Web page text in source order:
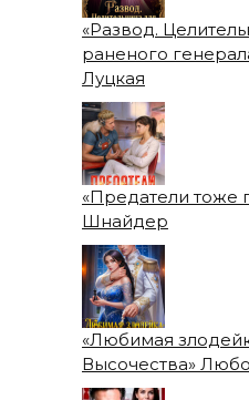
«Развод.
раненого
Луцкая
«Предатели тоже
Шнайдер
«Любимая
Высочества»